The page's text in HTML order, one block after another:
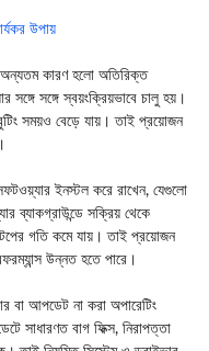
উপায়
অন্যতম কারণ হলো অতিরিক্ত
সঙ্গে স্বয়ংক্রিয়ভাবে চালু হয়।
সময়ও বেড়ে যায়। তাই প্রয়োজন
ইনস্টল করে রাখেন, যেগুলো
ব্যাকগ্রাউন্ডে সক্রিয় থেকে
গতি কমে যায়। তাই প্রয়োজন
উন্নত হতে পারে।
বা আপডেট না করা অপারেটিং
সাধারণত বাগ ফিক্স, নিরাপত্তা